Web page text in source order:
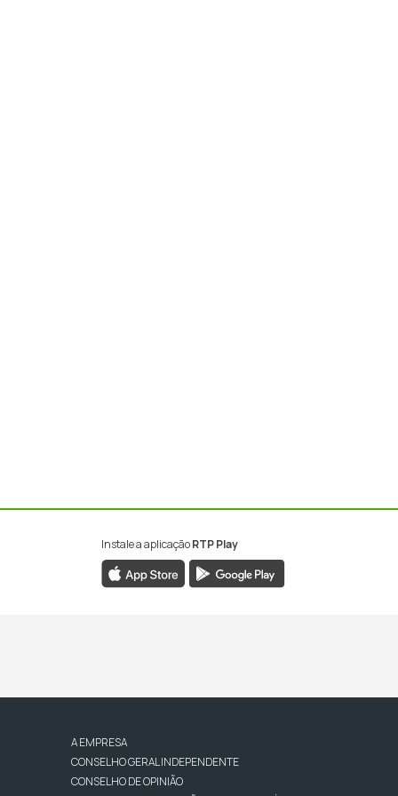
Instale a aplicaçãoRTP Play
A EMPRESA
CONSELHO GERAL INDEPENDENTE
CONSELHO DE OPINIÃO